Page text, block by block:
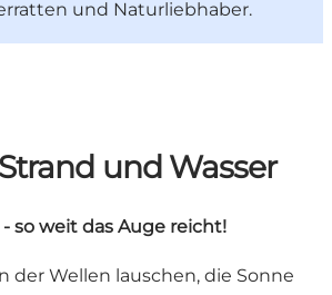
und Naturliebhaber.
und Wasser
so weit das Auge reicht!
der Wellen lauschen, die Sonne